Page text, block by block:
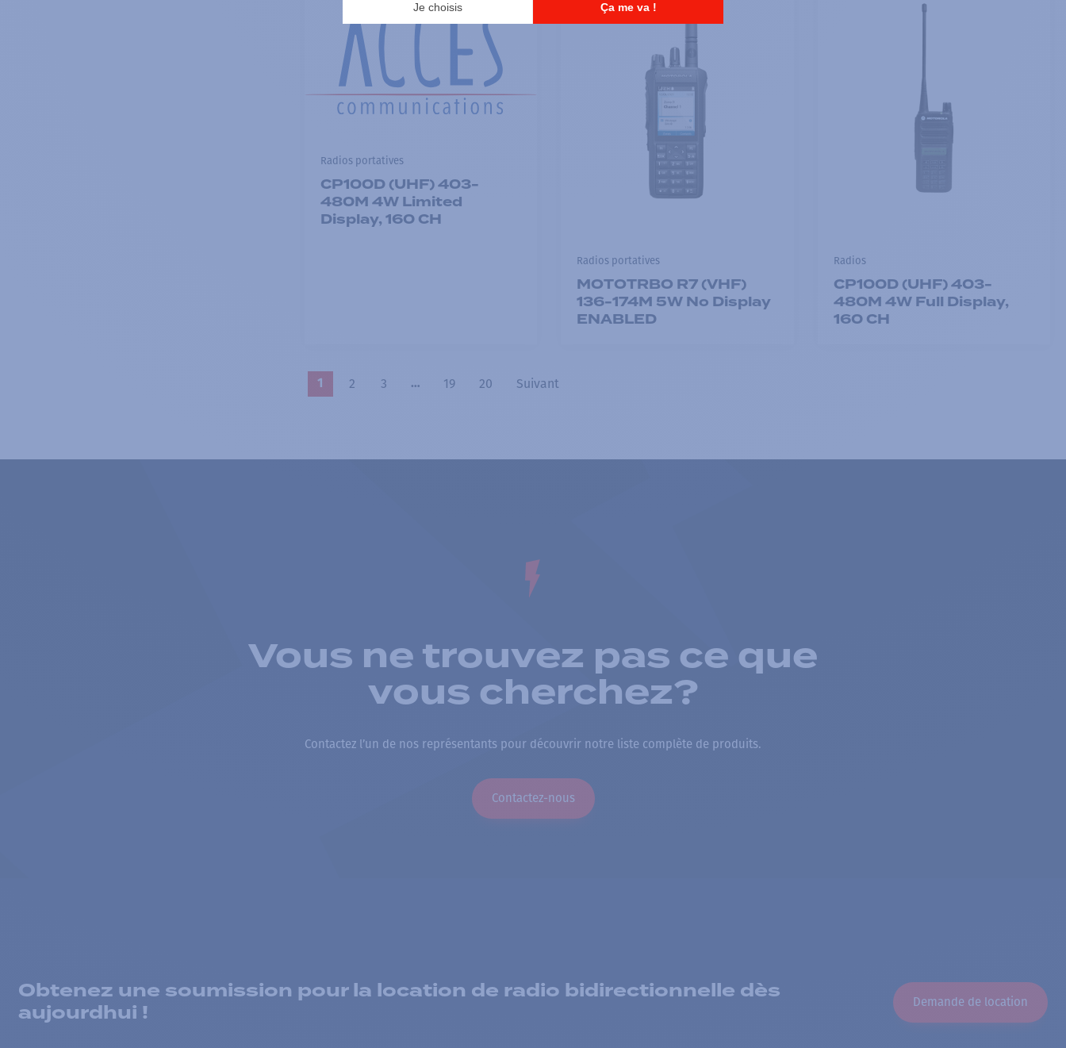
Radios portatives
CP100D (UHF) 403-
480M 4W Limited
Display, 160 CH
Radios portatives
MOTOTRBO R7 (VHF)
136-174M 5W No Display
ENABLED
Radios
CP100D (UHF) 403-
480M 4W Full Display,
160 CH
1 2 3 … 19 20 Suivant
Vous ne trouvez pas ce que
vous cherchez?
Contactez l’un de nos représentants pour découvrir notre liste complète de produits.
Contactez-nous
Obtenez une soumission pour la location de radio bidirectionnelle dès
aujourdhui !
Demande de location